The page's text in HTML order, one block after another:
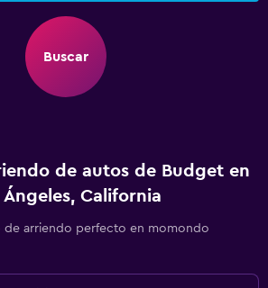
Buscar
de autos de Budget en
Ángeles, California
de arriendo perfecto en momondo